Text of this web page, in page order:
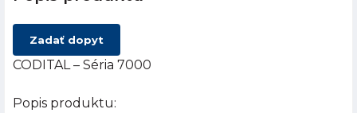
Zadať dopyt
CODITAL – Séria 7000
Popis produktu: